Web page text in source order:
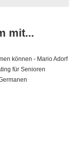
mit...
können - Mario Adorf
für Senioren